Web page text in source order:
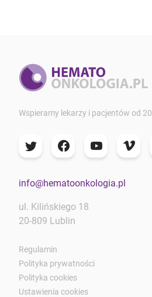
Wspieramy lekarzy i pacjentów od
info@hematoonkologia.pl
ul. Kilińskiego 18
20-809 Lublin
Regulamin
Polityka prywatności
Polityka cookies
Ustawienia cookies